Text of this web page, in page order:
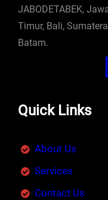
JABODETABEK,
Timur, Bali,
Batam.
Quick Links
About Us
Services
Contact Us